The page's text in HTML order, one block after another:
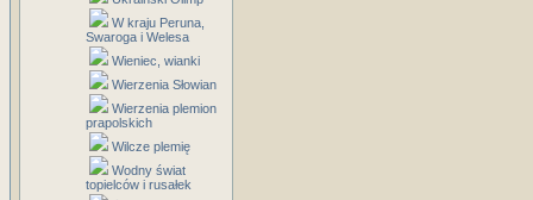
W kraju Peruna,
Swaroga i Welesa
Wieniec, wianki
Wierzenia Słowian
Wierzenia plemion
prapolskich
Wilcze plemię
Wodny świat
topielców i rusałek